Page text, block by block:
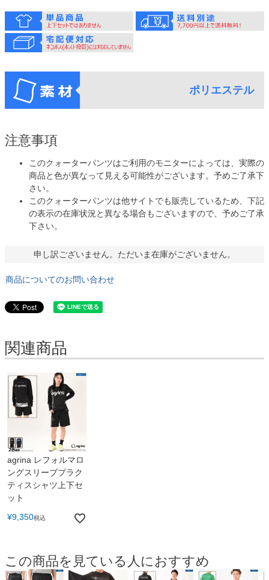
ポリエステル
注意事項
このクォーターパンツはご利用のモニターによっては、実際の
商品と色が異なって見える可能性がございます。予めご了承下
さい。
このクォーターパンツは他サイトでも販売しているため、下記
の表示の在庫状況と異なる場合もございますので、予めご了承
下さい。
申し訳ございません。ただいま在庫がございません。
商品についてのお問い合わせ
関連商品
agrina レフォルマロ
ングスリーブプラク
ティスシャツ上下セ
ット
¥9,350税込
この商品を見ている人におすすめ